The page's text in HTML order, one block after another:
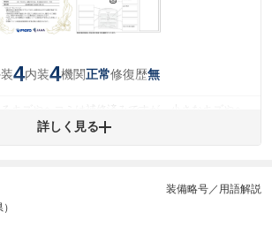
4内装4機関正常修復歴無
残っています。
関に不具合はありません。
詳しく見る
装備略号／用語解説